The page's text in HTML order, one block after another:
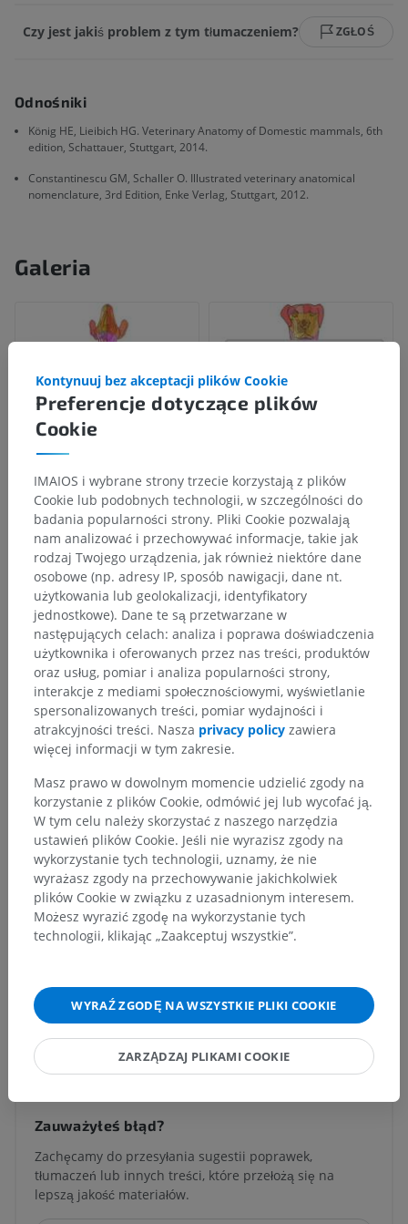
Czy jest jakiś problem z tym tłumaczeniem? ZGŁOŚ
Odnośniki
König HE, Lieibich HG. Veterinary Anatomy of Domestic mammals, 6th
edition, Schattauer, Stuttgart, 2014.
Constantinescu GM, Schaller O. Illustrated veterinary anatomical
nomenclature, 3rd Edition, Enke Verlag, Stuttgart, 2012.
Galeria
Hierarchia anatomiczna
Anatomia weterynaryjna
Okolice ciała> Linia pośrodkowa dobrzuszna
Powiązane struktury:Nie istnieją struktury powiązane
z tą częścią ciała
Tłumaczenia
Zauważyłeś błąd?
Zachęcamy do przesyłania sugestii poprawek,
tłumaczeń lub innych treści, które przełożą się na
lepszą jakość materiałów.
Preferencje dotyczące plików
Cookie
Kontynuuj bez akceptacji plików Cookie
IMAIOS i wybrane strony trzecie korzystają z plików
Cookie lub podobnych technologii, w szczególności do
badania popularności strony. Pliki Cookie pozwalają
nam analizować i przechowywać informacje, takie jak
rodzaj Twojego urządzenia, jak również niektóre dane
osobowe (np. adresy IP, sposób nawigacji, dane nt.
użytkowania lub geolokalizacji, identyfikatory
jednostkowe). Dane te są przetwarzane w
następujących celach: analiza i poprawa doświadczenia
użytkownika i oferowanych przez nas treści, produktów
oraz usług, pomiar i analiza popularności strony,
interakcje z mediami społecznościowymi, wyświetlanie
spersonalizowanych treści, pomiar wydajności i
atrakcyjności treści. Nasza privacy policy zawiera
więcej informacji w tym zakresie.
Masz prawo w dowolnym momencie udzielić zgody na
korzystanie z plików Cookie, odmówić jej lub wycofać ją.
W tym celu należy skorzystać z naszego narzędzia
ustawień plików Cookie. Jeśli nie wyrazisz zgody na
wykorzystanie tych technologii, uznamy, że nie
wyrażasz zgody na przechowywanie jakichkolwiek
plików Cookie w związku z uzasadnionym interesem.
Możesz wyrazić zgodę na wykorzystanie tych
technologii, klikając „Zaakceptuj wszystkie”.
WYRAŹ ZGODĘ NA WSZYSTKIE PLIKI COOKIE
ZARZĄDZAJ PLIKAMI COOKIE